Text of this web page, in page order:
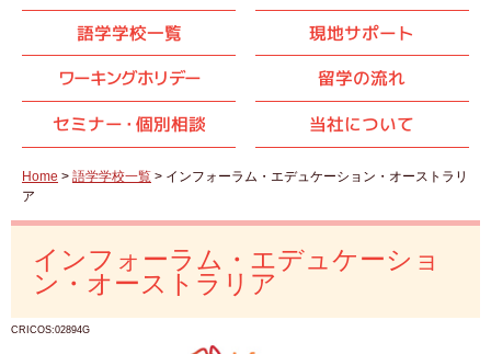
語学学校一覧
現地サポート
ワーキングホリデー
留学の流れ
セミナー・ 個別相談 当社について
Home > 語学学校一覧 > インフォーラム・エデュケーション・オーストラリ
ア
インフォーラム・エデュケーショ
ン・オーストラリア
CRICOS:02894G